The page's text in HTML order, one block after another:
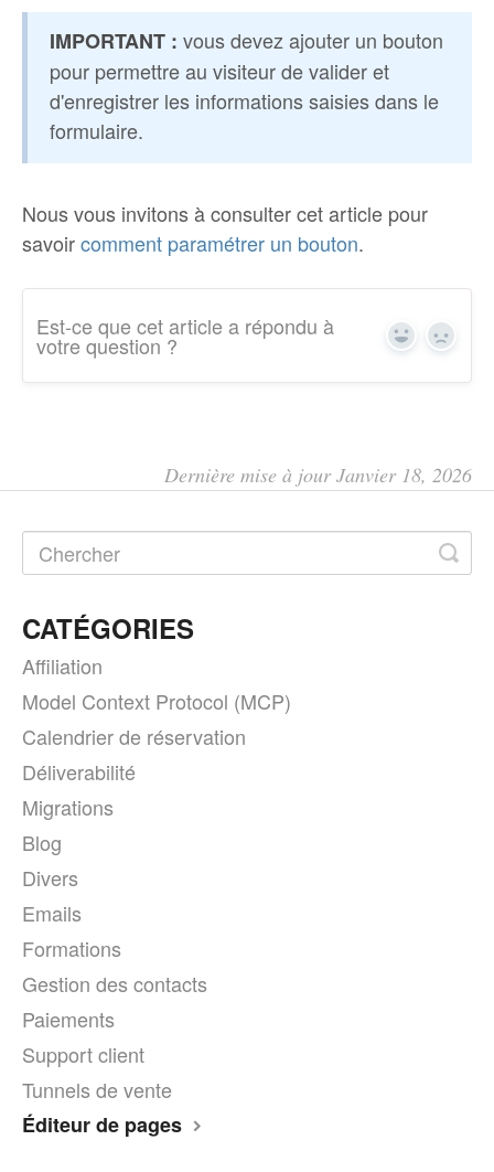
IMPORTANT : vous devez ajouter un bouton
pour permettre au visiteur de valider et
d'enregistrer les informations saisies dans le
formulaire.
Nous vous invitons à consulter cet article pour
savoircomment paramétrer un bouton.
Est-ce que cet article a répondu à
votre question ? Yes No
Dernière mise à jour Janvier 18, 2026
CATÉGORIES
Affiliation
Model Context Protocol (MCP)
Calendrier de réservation
Déliverabilité
Migrations
Blog
Divers
Emails
Formations
Gestion des contacts
Paiements
Support client
Tunnels de vente
Éditeur de pages